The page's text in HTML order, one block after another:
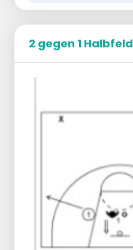
2 gegen 1 Halbfeld